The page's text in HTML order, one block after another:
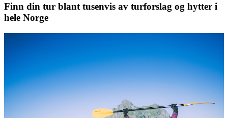
Finn din tur blant tusenvis av turforslag og hytter i
hele Norge